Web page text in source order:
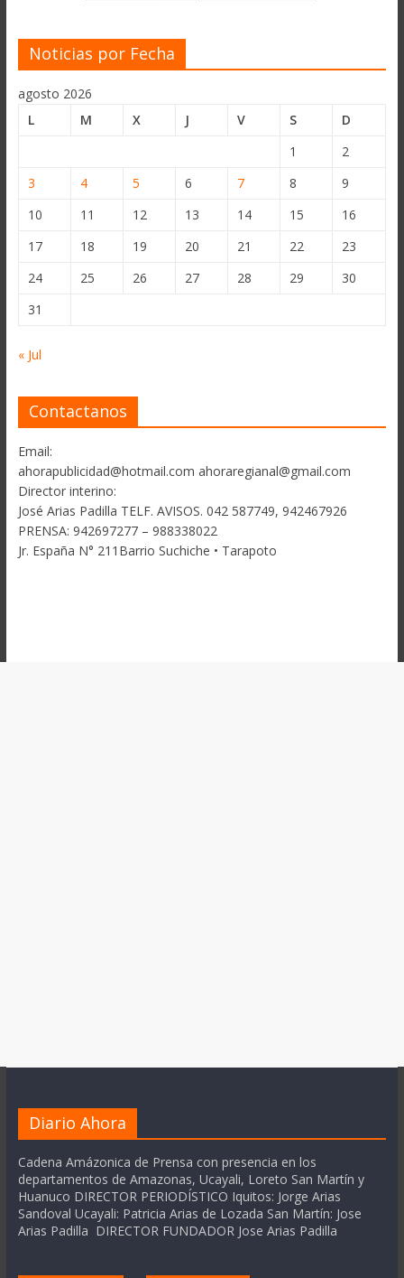
Noticias por Fecha
agosto 2026
L
M X J V S
D
1
2
3
4 5 6 7 8
9
10
11 12 13 14 15
16
17
18 19 20 21 22
23
24
25 26 27 28 29
30
31
« Jul
Contactanos
Email:
ahorapublicidad@hotmail.com ahoraregianal@gmail.com
Director interino:
José Arias Padilla TELF. AVISOS. 042 587749, 942467926
PRENSA: 942697277 – 988338022
Jr. España N° 211Barrio Suchiche • Tarapoto
Diario Ahora
Cadena Amázonica de Prensa con presencia en los
departamentos de Amazonas, Ucayali, Loreto San Martín y
Huanuco DIRECTOR PERIODÍSTICO Iquitos: Jorge Arias
Sandoval Ucayali: Patricia Arias de Lozada San Martín: Jose
Arias Padilla DIRECTOR FUNDADOR Jose Arias Padilla